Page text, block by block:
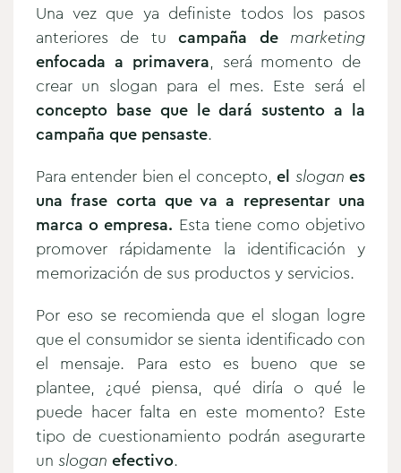
Una vez que ya definiste todos los pasos
anteriores de tucampaña de marketing
enfocada a primavera, será momento de
crear un slogan para el mes. Este será el
concepto base que le dará sustento a la
campaña que pensaste.
Para entender bien el concepto, el slogan es
una frase corta que va a representar una
marca o empresa. Esta tiene como objetivo
promover rápidamente la identificación y
memorización de sus productos y servicios.
Por eso se recomienda que el slogan logre
que el consumidor se sienta identificado con
el mensaje. Para esto es bueno que se
plantee, ¿qué piensa, qué diría o qué le
puede hacer falta en este momento? Este
tipo de cuestionamiento podrán asegurarte
un slogan efectivo.